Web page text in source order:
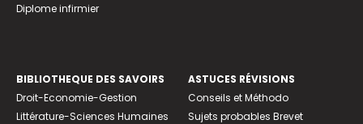
Diplome infirmier
BIBLIOTHEQUE DES SAVOIRS
Droit-Economie-Gestion
Littérature-Sciences Humaines
ASTUCES RÉVISIONS
Conseils et Méthodo
Sujets probables Brevet